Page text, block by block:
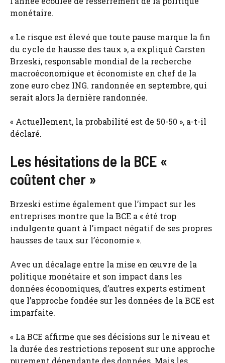
monétaire.
« Le risque est élevé que toute pause marque la fin
du cycle de hausse des taux », a expliqué Carsten
Brzeski, responsable mondial de la recherche
macroéconomique et économiste en chef de la
zone euro chez ING. randonnée en septembre, qui
serait alors la dernière randonnée.
« Actuellement, la probabilité est de 50-50 », a-t-il
déclaré.
Les hésitations de la BCE «
coûtent cher »
Brzeski estime également que l’impact sur les
entreprises montre que la BCE a « été trop
indulgente quant à l’impact négatif de ses propres
hausses de taux sur l’économie ».
Avec un décalage entre la mise en œuvre de la
politique monétaire et son impact dans les
données économiques, d’autres experts estiment
que l’approche fondée sur les données de la BCE est
imparfaite.
« La BCE affirme que ses décisions sur le niveau et
la durée des restrictions reposent sur une approche